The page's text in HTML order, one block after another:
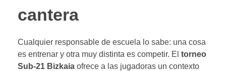
cantera
Cualquier responsable de escuela lo sabe: una cosa
es entrenar y otra muy distinta es competir. El torneo
Sub-21 Bizkaia ofrece a las jugadoras un contexto